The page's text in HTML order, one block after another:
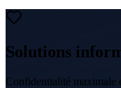
Solutions
Confidentialité maximale